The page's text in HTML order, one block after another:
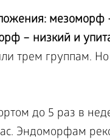
мезоморф
– низкий и
трем группам.
до 5 раз в
Эндоморфам